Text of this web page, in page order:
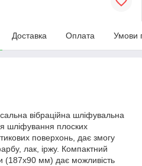
Доставка Оплата Умови
вібраційна шліфувальна
шліфування плоских
поверхонь, дає змогу
лак, іржу. Компактний
(187х90 мм) дає можливість